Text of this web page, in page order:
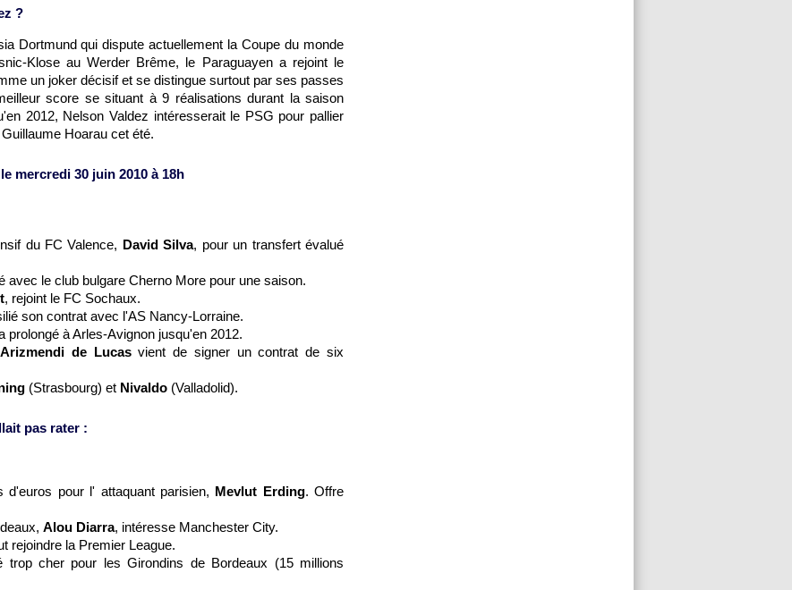
?
Dortmund qui dispute actuellement la Coupe du monde
Klose au Werder Brême, le Paraguayen a rejoint le
un joker décisif et se distingue surtout par ses passes
score se situant à 9 réalisations durant la saison
2012, Nelson Valdez intéresserait le PSG pour pallier
Hoarau cet été.
mercredi 30 juin 2010 à 18h
du FC Valence, David Silva, pour un transfert évalué
avec le club bulgare Cherno More pour une saison.
, rejoint le FC Sochaux.
son contrat avec l'AS Nancy-Lorraine.
prolongé à Arles-Avignon jusqu'en 2012.
de Lucasvient de signer un contrat de six
(Strasbourg) et Nivaldo (Valladolid).
pas rater :
pour l' attaquant parisien, Mevlut Erding. Offre
, Alou Diarra, intéresse Manchester City.
rejoindre la Premier League.
trop cher pour les Girondins de Bordeaux (15 millions